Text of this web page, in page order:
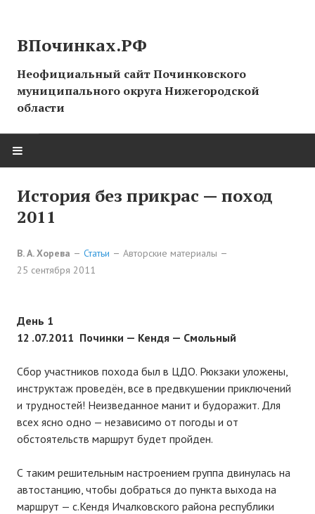
ВПочинках.РФ
Неофициальный сайт Починковского
муниципального округа Нижегородской
области
СТРАНИЦЫ ИСТОРИИ
НОВОСТИ
Новости Починок
Новости культуры
Наши новости
ФОТОГАЛЕРЕЯ
ИНФОРМАЦИЯ
О Починках
План Починок
История без прикрас — поход
2011
В. А. Хорева Статьи
Авторские материалы
25 сентября 2011
День 1
12 .07.2011 Починки — Кендя — Смольный
Сбор участников похода был в ЦДО. Рюкзаки уложены,
инструктаж проведён, все в предвкушении приключений
и трудностей! Неизведанное манит и будоражит. Для
всех ясно одно — независимо от погоды и от
обстоятельств маршрут будет пройден.
С таким решительным настроением группа двинулась на
автостанцию, чтобы добраться до пункта выхода на
маршрут — с.Кендя Ичалковского района республики